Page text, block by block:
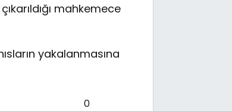
mahkemece
yakalanmasına
0